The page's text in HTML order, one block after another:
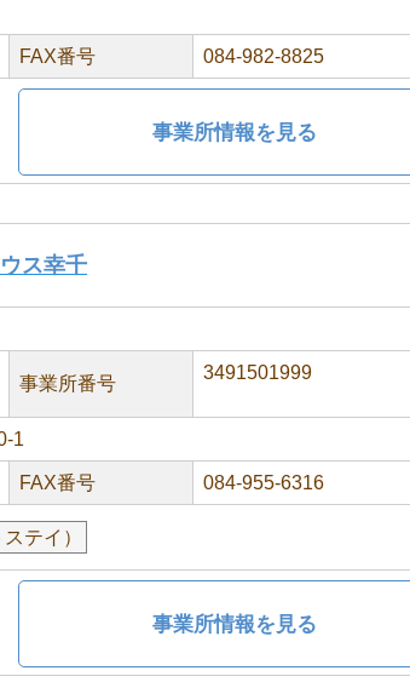
FAX番号 084-982-8825
事業所情報を見る
ス幸千
事業所番号
3491501999
1
FAX番号 084-955-6316
テイ）
事業所情報を見る